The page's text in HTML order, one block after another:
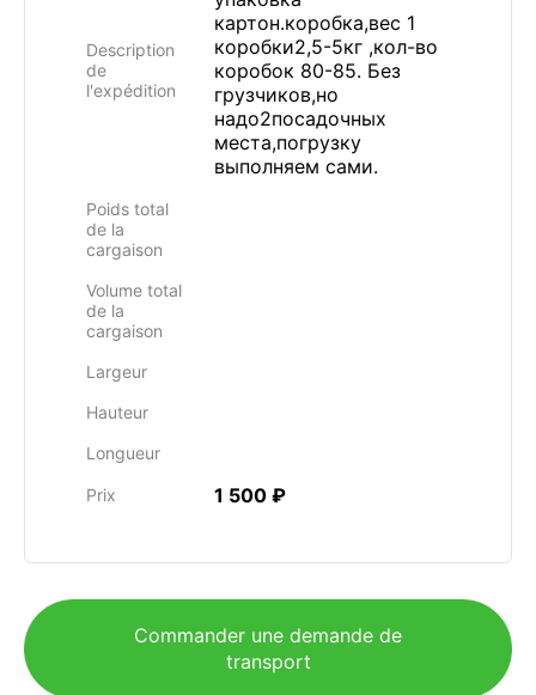
Description
de
l'expédition
картон.коробка,вес 1
коробки2,5-5кг ,кол-во
коробок 80-85. Без
грузчиков,но
надо2посадочных
места,погрузку
выполняем сами.
Poids total
de la
cargaison
Volume total
de la
cargaison
Largeur
Hauteur
Longueur
Prix 1 500 ₽
Commander une demande de
transport